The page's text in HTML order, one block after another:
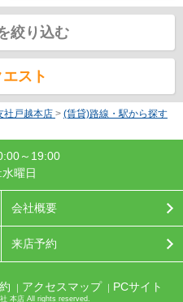
絞り込む
スト
社戸越本店 > (賃貸)路線・駅から探す
～19:00
曜日
会社概要
来店予約
アクセスマップ PCサイト
本店 All rights reserved.